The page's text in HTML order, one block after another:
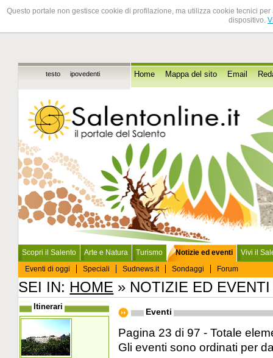
Questo portale non gestisce cookie di profilazione, ma utilizza cookie tecnici
dispositivo.
testo ipovedenti Home Mappa del sito Email
Scopri il Salento Arte e Natura Turismo
Notizie ed eventi
Eventi di oggi
Speciali Sudnews.it Sondaggi Forum
Vivi il
SEI IN: HOME » NOTIZIE ED EVENTI
Eventi
Pagina 23 di 97 - Totale
Gli eventi sono ordinati per
Itinerari